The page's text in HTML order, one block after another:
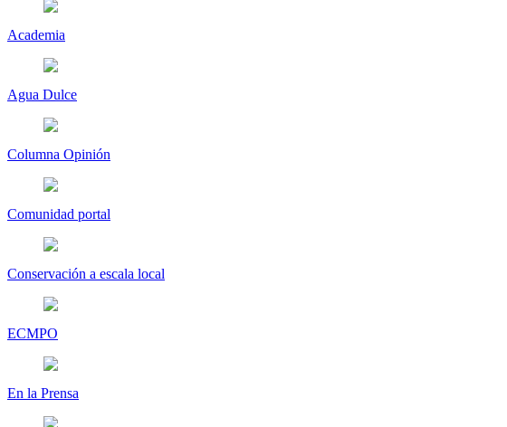
Academia
Agua Dulce
Columna Opinión
Comunidad portal
Conservación a escala local
ECMPO
En la Prensa